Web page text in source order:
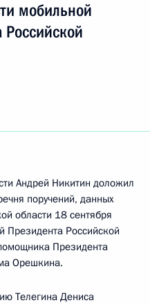
мобильной
Андрей Никитин доложил
поручений, данных
области 18 сентября
Российской
Президента
Орешкина.
Телегина Дениса